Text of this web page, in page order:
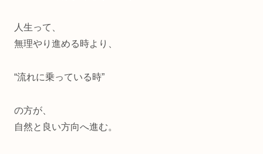
人生って、
無理やり進める時より、
“流れに乗っている時”
の方が、
自然と良い方向へ進む。